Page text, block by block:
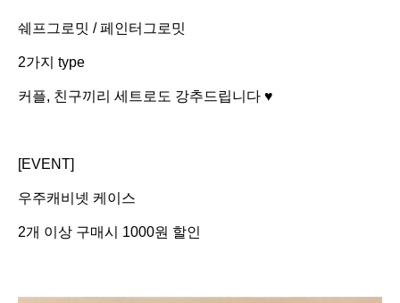
쉐프그로밋 / 페인터그로밋
2가지 type
커플, 친구끼리 세트로도 강추드립니다 ♥
[EVENT]
우주캐비넷 케이스
2개 이상 구매시 1000원 할인